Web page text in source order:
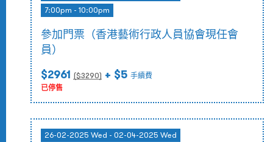
7:00pm - 10:00pm
參加門票（香港藝術行政人員協會現任會
員）
$2961 ($3290) + $5 手續費
已停售
26-02-2025 Wed - 02-04-2025 Wed